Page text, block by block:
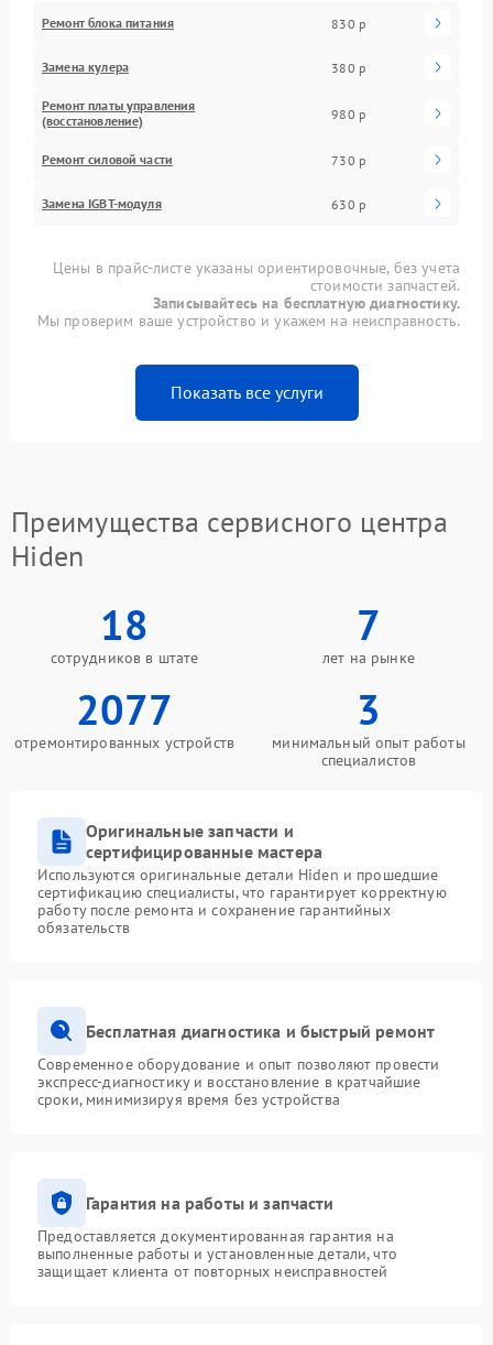
Ремонт блока питания 830 р
Замена кулера 380 р
Ремонт платы управления
(восстановление)
980 р
Ремонт силовой части 730 р
Замена IGBT-модуля 630 р
Цены в прайс-листе указаны ориентировочные, без учета
стоимости запчастей.
Записывайтесь на бесплатную диагностику.
Мы проверим ваше устройство и укажем на неисправность.
Показать все услуги
Преимущества сервисного центра
Hiden
18
сотрудников в штате
7
лет на рынке
2077
отремонтированных устройств
3
минимальный опыт работы
специалистов
Оригинальные запчасти и
сертифицированные мастера
Используются оригинальные детали Hiden и прошедшие
сертификацию специалисты, что гарантирует корректную
работу после ремонта и сохранение гарантийных
обязательств
Бесплатная диагностика и быстрый ремонт
Современное оборудование и опыт позволяют провести
экспресс-диагностику и восстановление в кратчайшие
сроки, минимизируя время без устройства
Гарантия на работы и запчасти
Предоставляется документированная гарантия на
выполненные работы и установленные детали, что
защищает клиента от повторных неисправностей